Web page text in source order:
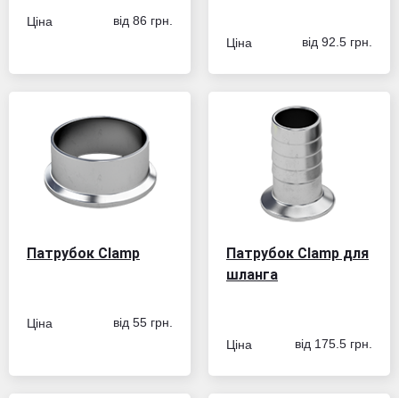
Ціна від 86 грн.
Ціна від 92.5 грн.
Патрубок Сlamp
Ціна від 55 грн.
Патрубок Сlamp для
шланга
Ціна від 175.5 грн.